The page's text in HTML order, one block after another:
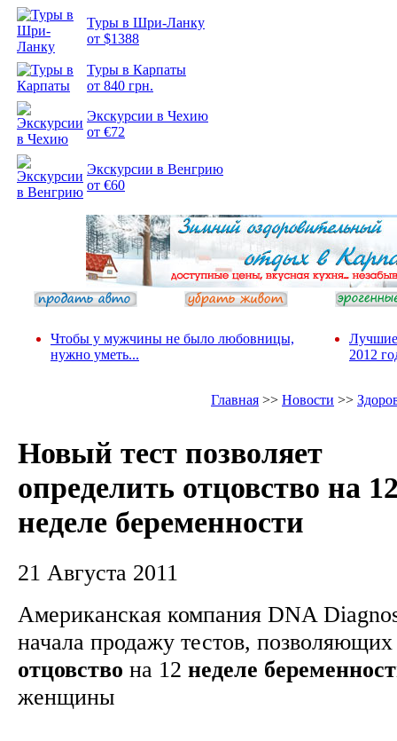
Туры в Шри-Ланку
от $1388
Туры в Карпаты
от 840 грн.
Экскурсии в Чехию
от €72
Экскурсии в Венгрию
от €60
Чтобы у мужчины не было любовницы,
нужно уметь...
Лучшие
2012
Главная >> Новости >>
Новый тест позволяет
определить отцовство на
неделе беременности
21 Августа 2011
Американская компания DNA
начала продажу тестов,
отцовство на 12 неделе
женщины